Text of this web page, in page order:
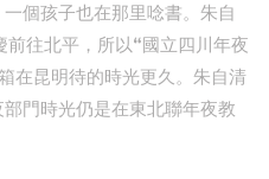
個孩子也在那里唸書。朱自
往北平，所以“國立四川年夜
在昆明待的時光更久。朱自清
門時光仍是在東北聯年夜教